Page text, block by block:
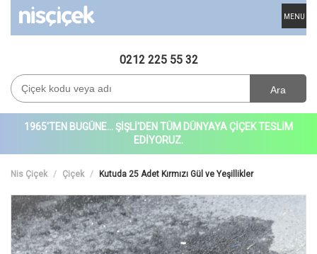
MENU
0212 225 55 32
Ara
1965'TEN BUGÜNE... ŞİŞLİ'DEN TÜM DÜNYAYA ÇİÇEK TESLİM
EDİYORUZ.
Nis Çiçek Çiçek Kutuda 25 Adet Kırmızı Gül ve Yeşillikler